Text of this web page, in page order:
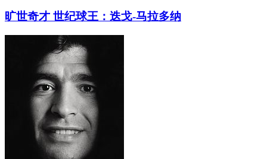
旷世奇才 世纪球王：迭戈-马拉多纳